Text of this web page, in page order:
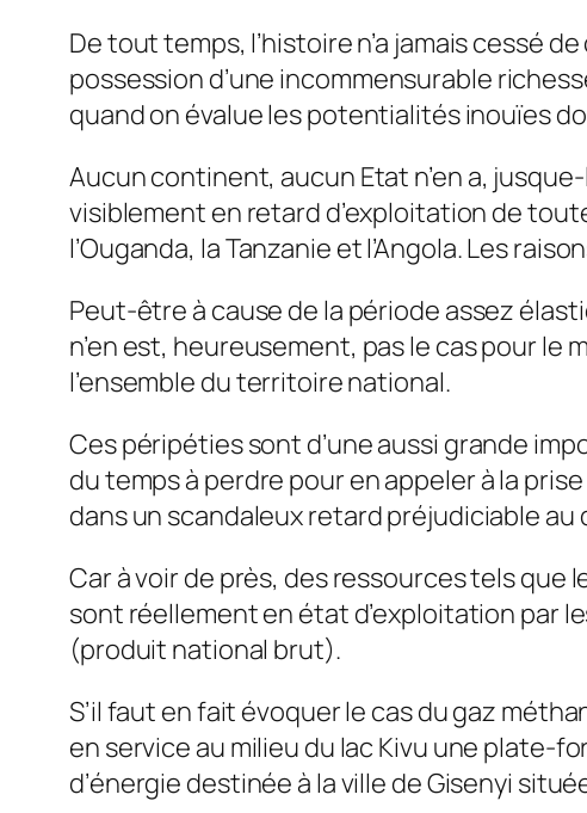
De tout temps, l’histoire n’a jamais cessé
possession d’une incommensurable
quand on évalue les potentialités inouïes
Aucun continent, aucun Etat n’en a,
visiblement en retard d’exploitation de
l’Ouganda, la Tanzanie et l’Angola. Les
Peut-être à cause de la période assez
n’en est, heureusement, pas le cas pour le
l’ensemble du territoire national.
Ces péripéties sont d’une aussi grande
du temps à perdre pour en appeler à la
dans un scandaleux retard préjudiciable
Car à voir de près, des ressources tels que
sont réellement en état d’exploitation par
(produit national brut).
S’il faut en fait évoquer le cas du gaz
en service au milieu du lac Kivu une plate­-
d’énergie destinée à la ville de Gisenyi